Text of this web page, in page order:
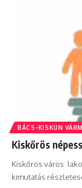
BÁCS-KISKUN
Kiskőrös
Kiskőrös város
kimutatás